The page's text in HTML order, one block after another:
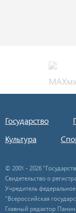
Государство
Культура
© 2001 - 2026
Свидетельство о
Учредитель
"Всероссийская
Главный редактор